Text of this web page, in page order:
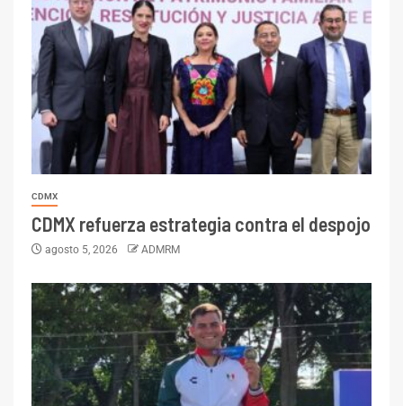
CDMX
CDMX refuerza estrategia contra el despojo
agosto 5, 2026 ADMRM